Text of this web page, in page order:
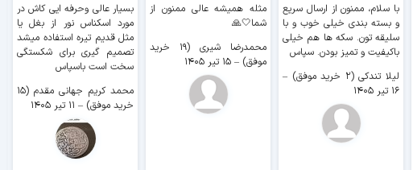
با سلام، ممنون از ارسال سریع
و بسته بندی خیلی خوب و با
سلیقه تون. سکه ها هم خیلی
باکیفیت و تمیز بودن. سپاس
لیلا تندکی (۲ خرید موفق)
–
۱۶ تیر ۱۴۰۵
مثله همیشه عالی ممنون از
شما🤍🙏
محمدرضا شیری (۱۹ خرید
موفق) – ۱۵ تیر ۱۴۰۵
بسیار عالی وحرفه ایی کاش در
مورد اسکناس نور از بغل یا
مثل قدیم تیره استفاده میشد
تصمیم گیری برای شکستگی
سخت است باسپاس
محمد کریم جهانی مقدم (۱۵
خرید موفق) – ۱۱ تیر ۱۴۰۵